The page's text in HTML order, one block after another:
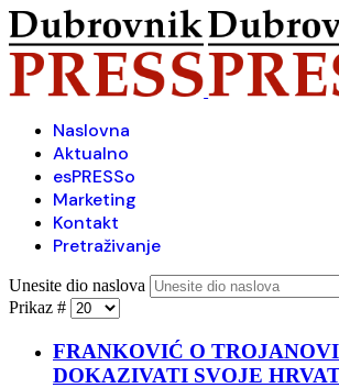
Naslovna
Aktualno
esPRESSo
Marketing
Kontakt
Pretraživanje
Unesite dio naslova
Prikaz #
FRANKOVIĆ O
DOKAZIVATI SVOJE